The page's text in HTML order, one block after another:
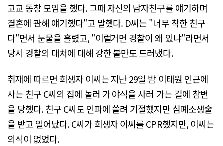
고교 동창 모임을 했다. 그때 자신의 남자친구를 얘기하며
결혼에 관해 얘기했다"고 말했다. D씨는 "너무 착한 친구
다"면서 눈물을 흘렸고, "이럴거면 경찰이 왜 있냐"라면서
당시 경찰의 대처에 대해 강한 불만도 드러냈다.
취재에 따르면 희생자 이씨는 지난 29일 밤 이태원 인근에
사는 친구 C씨의 집에 놀러 가 야식을 사러 가는 길에 참변
을 당했다. 친구 C씨도 인파에 쓸려 기절했지만 심폐소생술
을 받고 일어났다. C씨가 희생자 이씨를 CPR했지만, 이씨는
의식이 없었다.